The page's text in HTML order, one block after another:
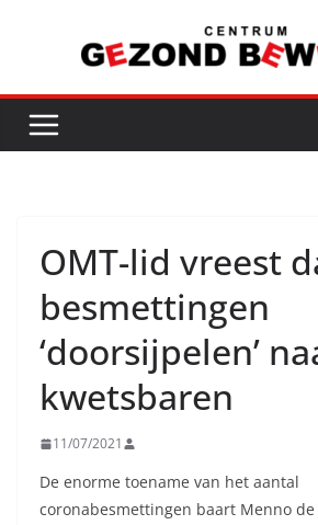
inhoud
OMT-lid vreest
besmettingen
‘doorsijpelen’
kwetsbaren
11/07/2021
De enorme toename van het aantal
coronabesmettingen baart Menno de